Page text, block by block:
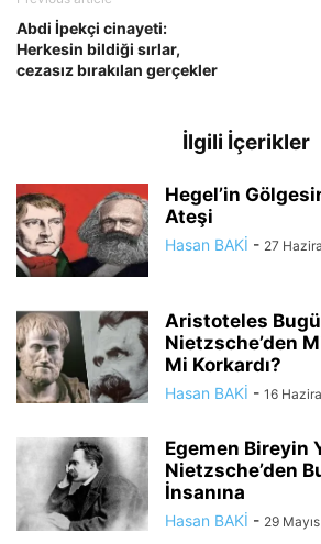
Abdi İpekçi cinayeti:
Herkesin bildiği sırlar,
cezasız bırakılan gerçekler
İlgili İçerikler
Hegel’in
Ateşi
Hasan BAKİ - 27
Aristoteles
Nietzsche’den
Mi Korkardı?
Hasan BAKİ - 16
Egemen Bireyin
Nietzsche’den
İnsanına
Hasan BAKİ - 29